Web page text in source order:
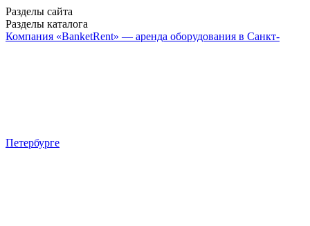
Разделы сайта
Разделы каталога
Компания «BanketRent» — аренда оборудования в Санкт-
Петербурге